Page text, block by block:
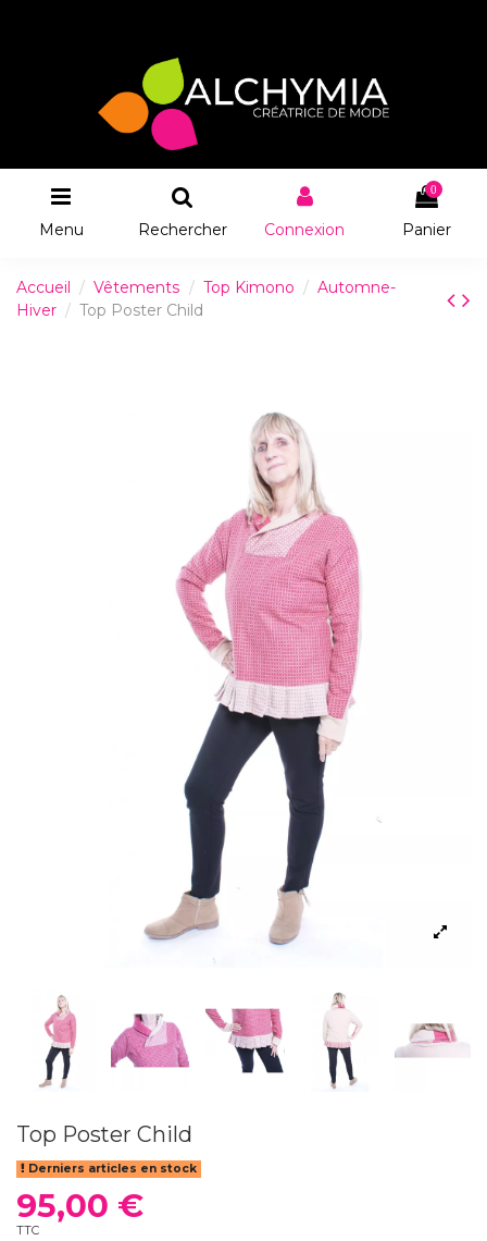
Menu Rechercher Connexion
0
Panier
Accueil Vêtements Top Kimono
Automne-
Hiver
Top Poster Child
Top Poster Child
Derniers articles en stock
95,00 €
TTC